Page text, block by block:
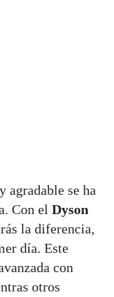
agradable se ha
Con el Dyson
la diferencia,
día. Este
con
otros